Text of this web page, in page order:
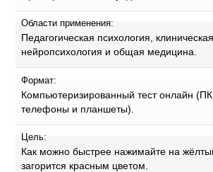
Области применения:
Педагогическая психология,
нейропсихология и общая медицина.
Формат:
Компьютеризированный тест онлайн
телефоны и планшеты).
Цель:
Как можно быстрее нажимайте на
загорится красным цветом.